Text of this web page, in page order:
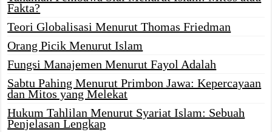
Fakta?
Teori Globalisasi Menurut Thomas Friedman
Orang Picik Menurut Islam
Fungsi Manajemen Menurut Fayol Adalah
Sabtu Pahing Menurut Primbon Jawa: Kepercayaan
dan Mitos yang Melekat
Hukum Tahlilan Menurut Syariat Islam: Sebuah
Penjelasan Lengkap